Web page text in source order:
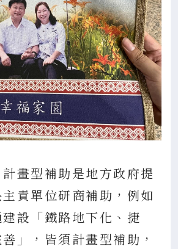
畫型補助是地方政府提
責單位研商補助，例如
設「鐵路地下化、捷
」，皆須計畫型補助，